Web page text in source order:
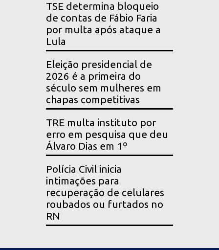
TSE determina bloqueio
de contas de Fábio Faria
por multa após ataque a
Lula
Eleição presidencial de
2026 é a primeira do
século sem mulheres em
chapas competitivas
TRE multa instituto por
erro em pesquisa que deu
Álvaro Dias em 1º
Polícia Civil inicia
intimações para
recuperação de celulares
roubados ou furtados no
RN